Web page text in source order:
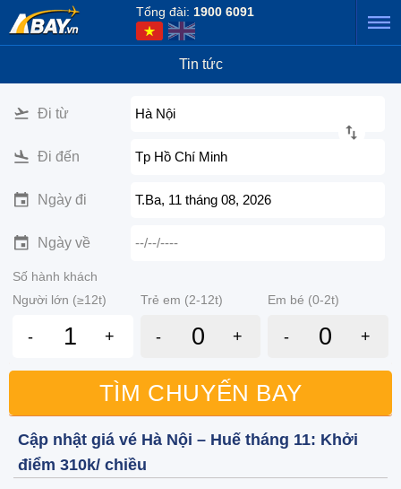
Tổng đài: 1900 6091
Tin tức
Đi từ Hà Nội
Đi đến Tp Hồ Chí Minh
Ngày đi T.Ba, 11 tháng 08, 2026
Ngày về --/--/----
Số hành khách
Người lớn (≥12t)
Trẻ em (2-12t) Em bé (0-2t)
- + - + - +
TÌM CHUYẾN BAY
Cập nhật giá vé Hà Nội – Huế tháng 11: Khởi
điểm 310k/ chiều